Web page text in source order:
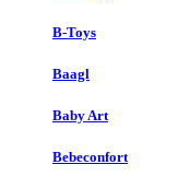
B-Toys
Baagl
Baby Art
Bebeconfort